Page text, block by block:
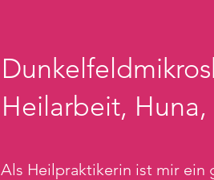
Heilarbeit,
Als Heilpraktikerin ist mir ein